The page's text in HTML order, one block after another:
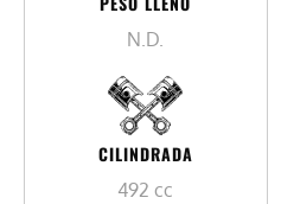
N.D.
CILINDRADA
492 cc